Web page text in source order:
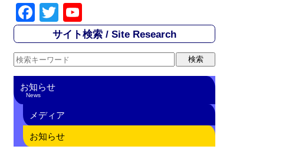
F
a
c
e
b
o
o
k
T
wi
tt
er
o
u
T
e
C
サイト検索 / Site Research
お知らせ
News
メディア
お知らせ